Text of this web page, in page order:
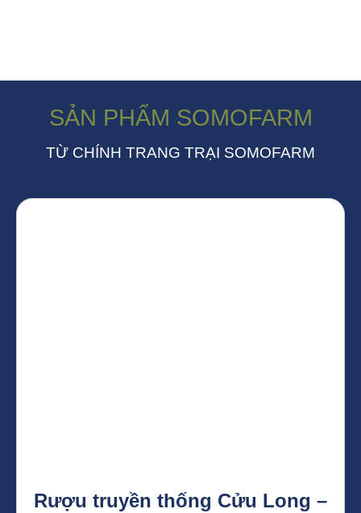
SẢN PHẨM SOMOFARM
TỪ CHÍNH TRANG TRẠI SOMOFARM
Rượu truyền thống Cửu Long –